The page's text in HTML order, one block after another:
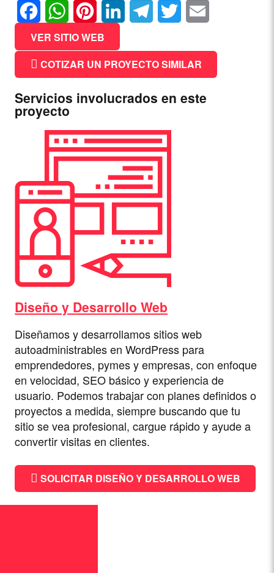
FacebookWhatsApp
PinterestLinkedIn
VER SITIO WEB
COTIZAR UN PROYECTO SIMILAR
Servicios involucrados en este
proyecto
Diseño y Desarrollo Web
Diseñamos y desarrollamos sitios web
autoadministrables en WordPress para
emprendedores, pymes y empresas, con enfoque
en velocidad, SEO básico y experiencia de
usuario. Podemos trabajar con planes definidos o
proyectos a medida, siempre buscando que tu
sitio se vea profesional, cargue rápido y ayude a
convertir visitas en clientes.
SOLICITAR DISEÑO Y DESARROLLO WEB